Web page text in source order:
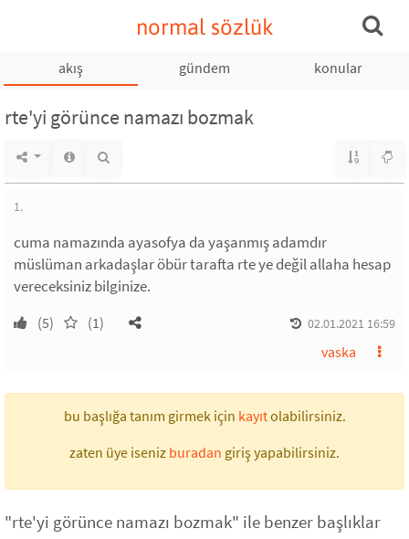
normal sözlük
akış gündem konular
rte'yi görünce namazı bozmak
1.
cuma namazında ayasofya da yaşanmış adamdır
müslüman arkadaşlar öbür tarafta rte ye değil allaha hesap
vereceksiniz bilginize.
(5) (1) 02.01.2021 16:59
vaska
bu başlığa tanım girmek için kayıtolabilirsiniz.
zaten üye iseniz buradan giriş yapabilirsiniz.
"rte'yi görünce namazı bozmak" ile benzer başlıklar